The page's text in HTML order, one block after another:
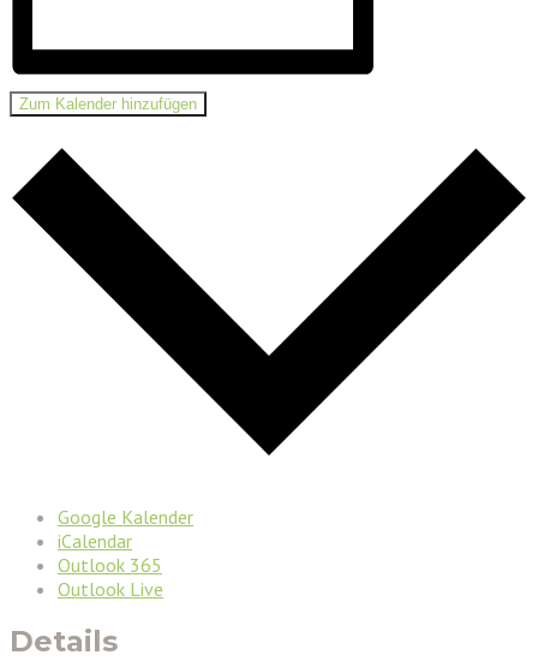
Zum Kalender hinzufügen
Google Kalender
iCalendar
Outlook 365
Outlook Live
Details